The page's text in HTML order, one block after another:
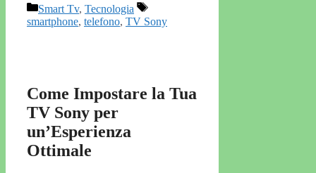
Categorie
Smart Tv, Tecnologia
Tag
smartphone, telefono, TV Sony
Come Impostare la Tua
TV Sony per
un’Esperienza
Ottimale